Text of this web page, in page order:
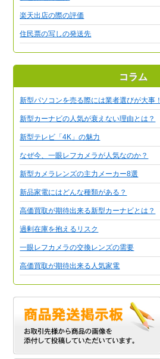
楽天出店の際の評価
住民票の写しの発送先
コラム
新型パソコンを売る際には業者選びが大事！
新型カーナビの人気が衰えない理由とは？
新型テレビ「4K」の魅力
なぜ今、一眼レフカメラが人気なのか？
新型カメラレンズの主力メーカー8選
新品家電にはどんな種類がある？
高価買取が期待出来る新型カーナビとは？
過剰在庫を抱えるリスク
一眼レフカメラの交換レンズの需要
高価買取が期待出来る人気家電